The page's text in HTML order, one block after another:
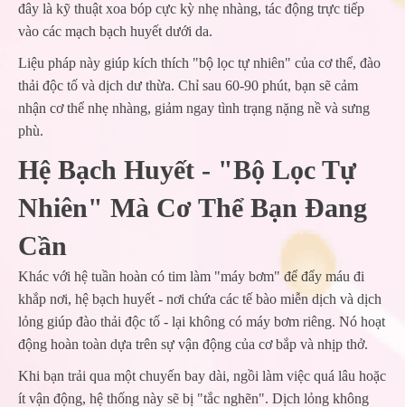
đây là kỹ thuật xoa bóp cực kỳ nhẹ nhàng, tác động trực tiếp
vào các mạch bạch huyết dưới da.
Liệu pháp này giúp kích thích "bộ lọc tự nhiên" của cơ thể, đào
thải độc tố và dịch dư thừa. Chỉ sau 60-90 phút, bạn sẽ cảm
nhận cơ thể nhẹ nhàng, giảm ngay tình trạng nặng nề và sưng
phù.
Hệ Bạch Huyết - "Bộ Lọc Tự
Nhiên" Mà Cơ Thể Bạn Đang
Cần
Khác với hệ tuần hoàn có tim làm "máy bơm" để đẩy máu đi
khắp nơi, hệ bạch huyết - nơi chứa các tế bào miễn dịch và dịch
lỏng giúp đào thải độc tố - lại không có máy bơm riêng. Nó hoạt
động hoàn toàn dựa trên sự vận động của cơ bắp và nhịp thở.
Khi bạn trải qua một chuyến bay dài, ngồi làm việc quá lâu hoặc
ít vận động, hệ thống này sẽ bị "tắc nghẽn". Dịch lỏng không